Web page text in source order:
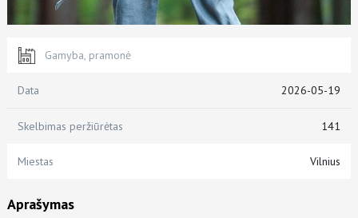
Gamyba, pramonė
Data 2026-05-19
Skelbimas peržiūrėtas 141
Miestas Vilnius
Aprašymas